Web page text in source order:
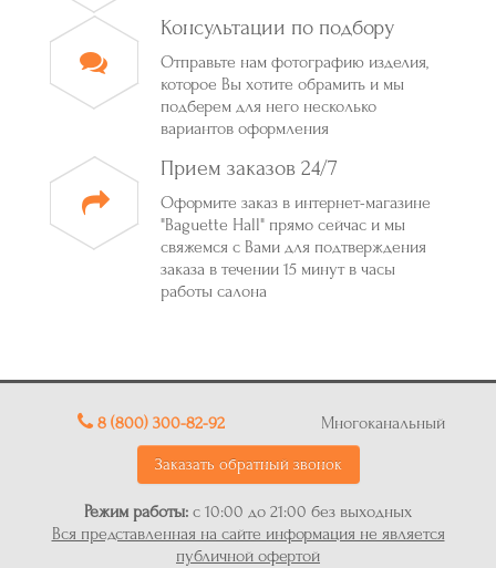
Консультации по подбору
Отправьте нам фотографию изделия,
которое Вы хотите обрамить и мы
подберем для него несколько
вариантов оформления
Прием заказов 24/7
Оформите заказ в интернет-магазине
"Baguette Hall" прямо сейчас и мы
свяжемся с Вами для подтверждения
заказа в течении 15 минут в часы
работы салона
8 (800) 300-82-92 Многоканальный
Заказать обратный звонок
Режим работы: с 10:00 до 21:00 без выходных
Вся представленная на сайте информация не является
публичной офертой